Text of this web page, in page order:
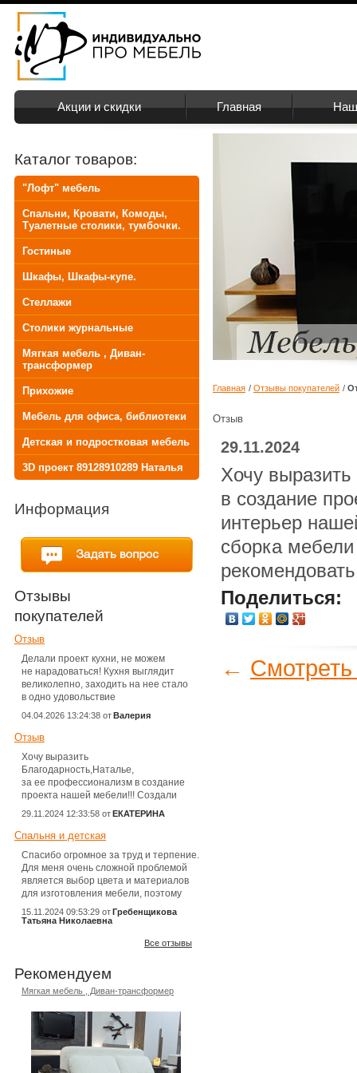
Акции и скидки Главная
Каталог товаров:
"Лофт" мебель
Спальни, Кровати, Комоды,
Туалетные столики, тумбочки.
Гостиные
Шкафы, Шкафы-купе.
Стеллажи
Столики журнальные
Мягкая мебель , Диван-
трансформер
Прихожие
Мебель для офиса, библиотеки
Детская и подростковая мебель
3D проект 89128910289 Наталья
Информация
Отзывы
покупателей
Отзыв
Делали проект кухни, не можем
не нарадоваться! Кухня выглядит
великолепно, заходить на нее стало
в одно удовольствие
04.04.2026 13:24:38 отВалерия
Отзыв
Хочу выразить
Благодарность,Наталье,
за ее профессионализм в создание
проекта нашей мебели!!! Создали
полностью интерьер нашей спальни,
сборка мебели в этой компании
рекомендовать фирму
ИНДИВИДУАЛЬНО ПРО МЕБЕЛЬ!!!
29.11.2024 12:33:58 отЕКАТЕРИНА
Спальня и детская
Спасибо огромное за труд и терпение.
Для меня очень сложной проблемой
является выбор цвета и материалов
для изготовления мебели, поэтому
после того как определились
с функционалом и внешним видом
мне помогли определиться
И вот тут огромное спасибо Наталье.
Я на утро поняла, что я не хочу
в таком цвете, который выбрала
выслушала все мои «капризы»
и «хотелки» и моментально
переделала все эскизы.
Это все происходило без упреков
15.11.2024 09:53:29 отГребенщикова
Татьяна Николаевна
Все отзывы
Рекомендуем
Мягкая мебель , Диван-трансформер
Главная / Отзывы покупателей /
Отзыв
29.11.2024
Хочу
в создание
интерьер
сборка
Поделиться:
← Смотреть